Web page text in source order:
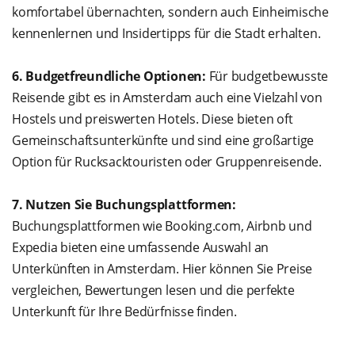
komfortabel übernachten, sondern auch Einheimische
kennenlernen und Insidertipps für die Stadt erhalten.
6. Budgetfreundliche Optionen: Für budgetbewusste
Reisende gibt es in Amsterdam auch eine Vielzahl von
Hostels und preiswerten Hotels. Diese bieten oft
Gemeinschaftsunterkünfte und sind eine großartige
Option für Rucksacktouristen oder Gruppenreisende.
7. Nutzen Sie Buchungsplattformen:
Buchungsplattformen wie Booking.com, Airbnb und
Expedia bieten eine umfassende Auswahl an
Unterkünften in Amsterdam. Hier können Sie Preise
vergleichen, Bewertungen lesen und die perfekte
Unterkunft für Ihre Bedürfnisse finden.